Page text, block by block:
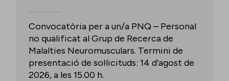
Convocatòria per a un/a PNQ – Personal
no qualificat al Grup de Recerca de
Malalties Neuromusculars. Termini de
presentació de sol·licituds: 14 d’agost de
2026, a les 15.00 h.